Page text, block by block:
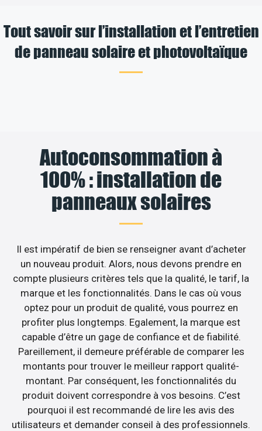
Tout savoir sur l’installation et l’entretien
de panneau solaire et photovoltaïque
Autoconsommation à
100% : installation de
panneaux solaires
Il est impératif de bien se renseigner avant d’acheter
un nouveau produit. Alors, nous devons prendre en
compte plusieurs critères tels que la qualité, le tarif, la
marque et les fonctionnalités. Dans le cas où vous
optez pour un produit de qualité, vous pourrez en
profiter plus longtemps. Egalement, la marque est
capable d’être un gage de confiance et de fiabilité.
Pareillement, il demeure préférable de comparer les
montants pour trouver le meilleur rapport qualité-
montant. Par conséquent, les fonctionnalités du
produit doivent correspondre à vos besoins. C’est
pourquoi il est recommandé de lire les avis des
utilisateurs et demander conseil à des professionnels.